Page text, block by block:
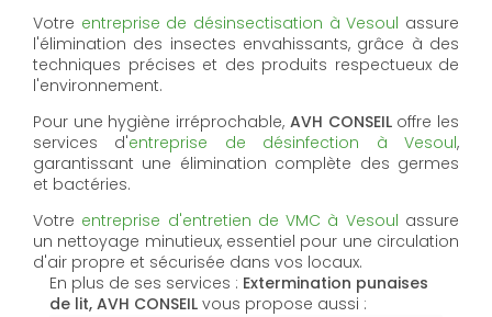
Votre entreprise de désinsectisation à Vesoul assure
l'élimination des insectes envahissants, grâce à des
techniques précises et des produits respectueux de
l'environnement.
Pour une hygiène irréprochable, AVH CONSEILoffre les
services d'entreprise de désinfection à Vesoul,
garantissant une élimination complète des germes
et bactéries.
Votre entreprise d'entretien de VMC à Vesoul assure
un nettoyage minutieux, essentiel pour une circulation
d'air propre et sécurisée dans vos locaux.
En plus de ses services : Extermination punaises
de lit, AVH CONSEIL vous propose aussi :